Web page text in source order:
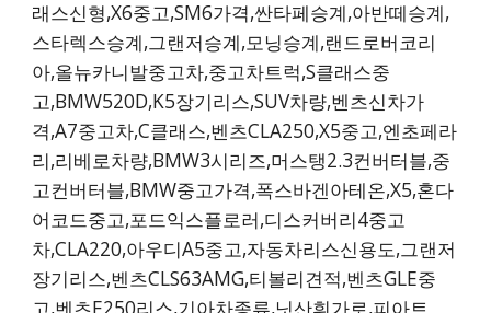
래스신형,X6중고,SM6가격,싼타페승계,아반떼승계,
스타렉스승계,그랜저승계,모닝승계,랜드로버코리
아,올뉴카니발중고차,중고차트럭,S클래스중
고,BMW520D,K5장기리스,SUV차량,벤츠신차가
격,A7중고차,C클래스,벤츠CLA250,X5중고,엔초페라
리,리베로차량,BMW3시리즈,머스탱2.3컨버터블,중
고컨버터블,BMW중고가격,폭스바겐아테온,X5,혼다
어코드중고,포드익스플로러,디스커버리4중고
차,CLA220,아우디A5중고,자동차리스신용도,그랜저
장기리스,벤츠CLS63AMG,티볼리견적,벤츠GLE중
고,벤츠E250리스,기아차종류,닛산휘가로,피아트